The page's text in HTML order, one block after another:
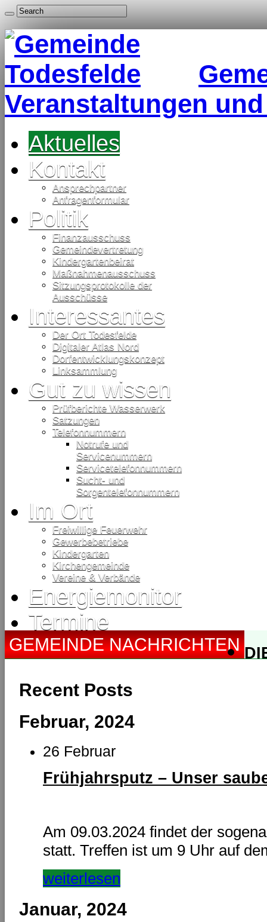
Veranstaltungen
Aktuelles
Kontakt
Ansprechpartner
Anfragenformular
Politik
Finanzausschuss
Gemeindevertretung
Kindergartenbeirat
Maßnahmenausschuss
Sitzungsprotokolle der
Ausschüsse
Interessantes
Der Ort Todesfelde
Digitaler Atlas Nord
Dorfentwicklungskonzept
Linksammlung
Gut zu wissen
Prüfberichte Wasserwerk
Satzungen
Telefonnummern
Notrufe und
Servicenummern
Servicetelefonnummern
Sucht- und
Sorgentelefonnummern
Im Ort
Freiwillige Feuerwehr
Gewerbebetriebe
Kindergarten
Kirchengemeinde
Vereine & Verbände
Energiemonitor
Termine
GEMEINDE NACHRICHTEN
Recent Posts
Februar, 2024
26 Februar
Frühjahrsputz – Unser
Am 09.03.2024 findet der
statt. Treffen ist um 9 Uhr auf
weiterlesen
Januar, 2024